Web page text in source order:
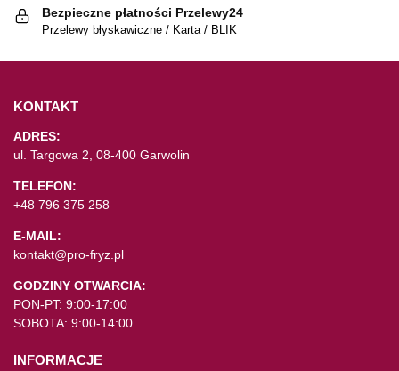
Bezpieczne płatności Przelewy24
Przelewy błyskawiczne / Karta / BLIK
KONTAKT
ADRES:
ul. Targowa 2, 08-400 Garwolin
TELEFON:
+48 796 375 258
E-MAIL:
kontakt@pro-fryz.pl
GODZINY OTWARCIA:
PON-PT: 9:00-17:00
SOBOTA: 9:00-14:00
INFORMACJE